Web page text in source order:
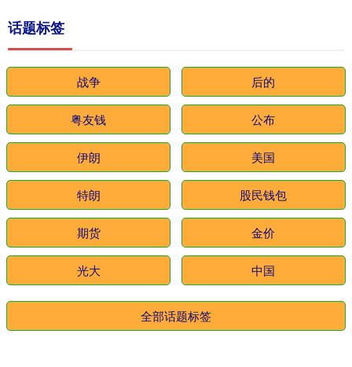
话题标签
战争 后的
粤友钱 公布
伊朗 美国
特朗 股民钱包
期货 金价
光大 中国
全部话题标签